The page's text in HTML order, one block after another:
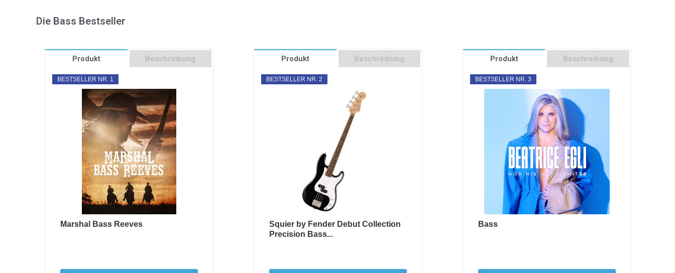
Die Bass Bestseller
Produkt Beschreibung
BESTSELLER NR. 1
Marshal Bass Reeves
Produkt Beschreibung
BESTSELLER NR. 2
Squier by Fender Debut Collection
Precision Bass...
Produkt Beschreibung
BESTSELLER NR. 3
Bass